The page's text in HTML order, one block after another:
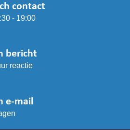
contact
- 19:00
bericht
reactie
e-mail